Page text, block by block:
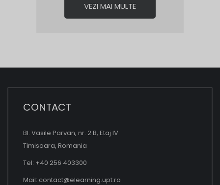
VEZI MAI MULTE
CONTACT
Bl. Vasile Parvan, nr. 2 B, Etaj IV
Timisoara, Romania
Tel: +40 256 403300
Mail: contact@elearning.upt.ro